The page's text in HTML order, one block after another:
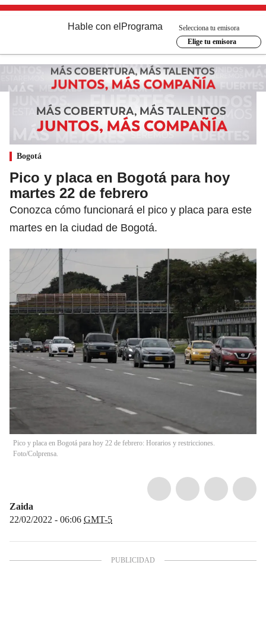
Hable con el Programa
Selecciona tu emisora
Elige tu emisora
Bogotá
Pico y placa en Bogotá para hoy
martes 22 de febrero
Conozca cómo funcionará el pico y placa para este
martes en la ciudad de Bogotá.
Pico y placa en Bogotá para hoy 22 de febrero: Horarios y restricciones.
Foto/Colprensa.
Zaida
22/02/2022 - 06:06 GMT-5